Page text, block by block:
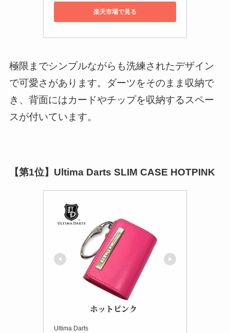
楽天市場で見る
極限までシンプルながらも洗練されたデザイン
で可愛さがあります。ダーツをそのまま収納で
き、背面にはカードやチップを収納するスペー
スが付いています。
【第1位】Ultima Darts SLIM CASE HOTPINK
Ultima Darts